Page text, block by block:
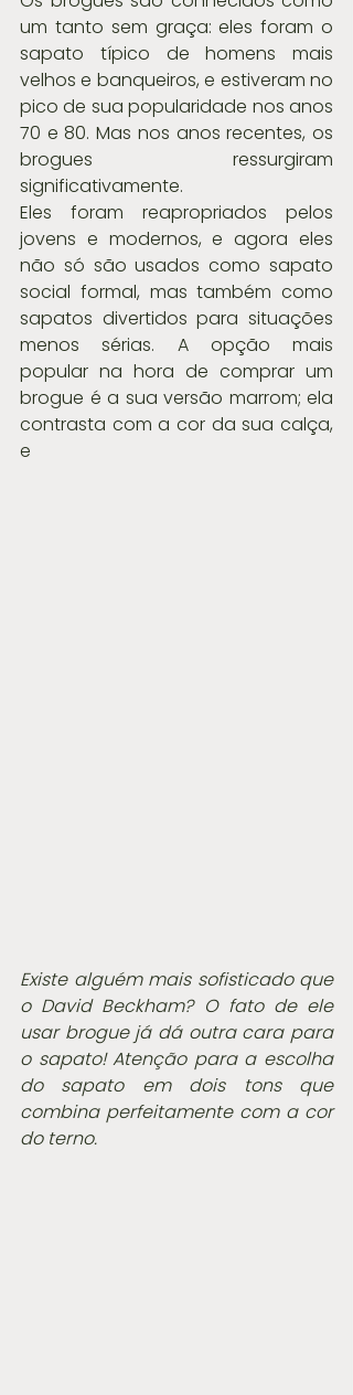
um tanto sem graça: eles foram o
sapato típico de homens mais
velhos e banqueiros, e estiveram no
pico de sua popularidade nos anos
70 e 80. Mas nos anos recentes, os
brogues ressurgiram
significativamente.
Eles foram reapropriados pelos
jovens e modernos, e agora eles
não só são usados como sapato
social formal, mas também como
sapatos divertidos para situações
menos sérias. A opção mais
popular na hora de comprar um
brogue é a sua versão marrom; ela
contrasta com a cor da sua calça,
e
Existe alguém mais sofisticado que
o David Beckham? O fato de ele
usar brogue já dá outra cara para
o sapato! Atenção para a escolha
do sapato em dois tons que
combina perfeitamente com a cor
do terno.